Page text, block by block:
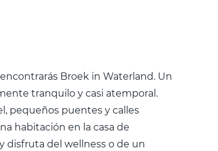
Broek in Waterland. Un
tranquilo y casi atemporal.
pequeños puentes y calles
habitación en la casa de
disfruta del wellness o de un